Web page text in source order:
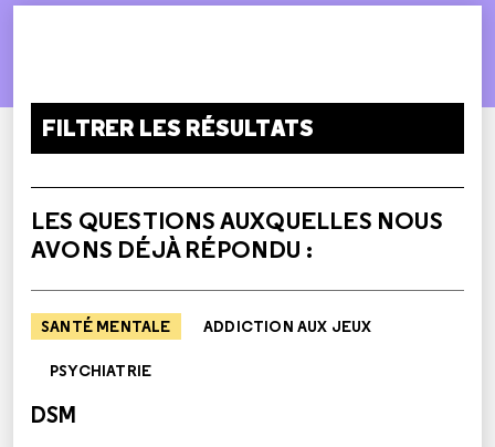
FILTRER LES RÉSULTATS
LES QUESTIONS AUXQUELLES NOUS
AVONS DÉJÀ RÉPONDU :
SANTÉ MENTALE ADDICTION AUX JEUX
PSYCHIATRIE
DSM